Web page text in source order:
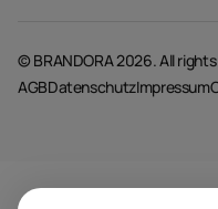
© BRANDORA 2026. All
AGBDatenschutzImpressum